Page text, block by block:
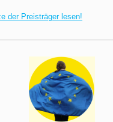
der Preisträger lesen!